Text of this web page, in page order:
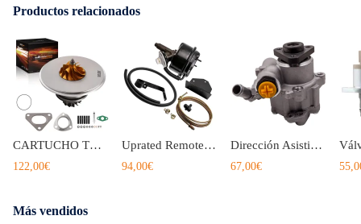
Productos relacionados
CARTUCHO TURBOCOMPRESOR CHRA TURBO for Land-Compatible para Rover Discovery II 2.5 TD5 PMF50040
122,00€
Uprated Remote Brake Booster Servo Kit para Classic compatible para Land Rover 2.3 Ratio LR17792
94,00€
Dirección Asistida Bomba Kit compatible para Land Rover Defensor & Discovery 300TDi
67,00€
Más vendidos